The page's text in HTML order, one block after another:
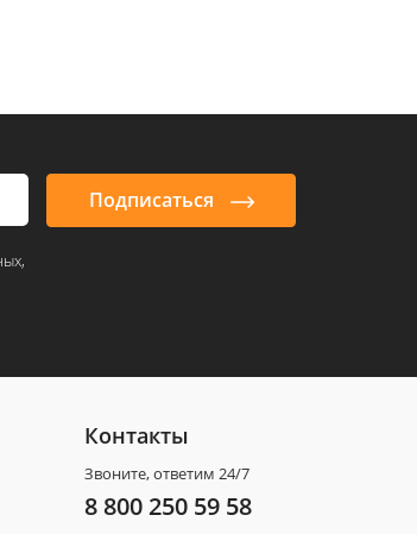
Подписаться
Контакты
Звоните, ответим 24/7
8 800 250 59 58